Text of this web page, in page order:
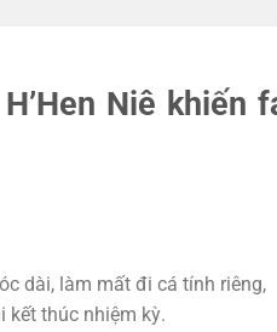
Niê khiến
dài, làm mất đi cá tính riêng,
kết thúc nhiệm kỳ.